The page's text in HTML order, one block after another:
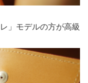
」モデルの方が高級